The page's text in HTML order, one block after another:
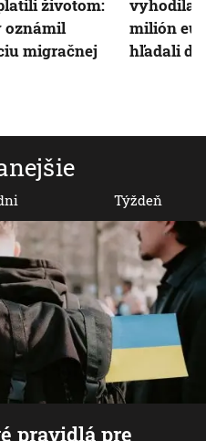
pravidlá pre
Týždeň
životom:
oznámil
migračnej
vyhodila
milión
hľadali